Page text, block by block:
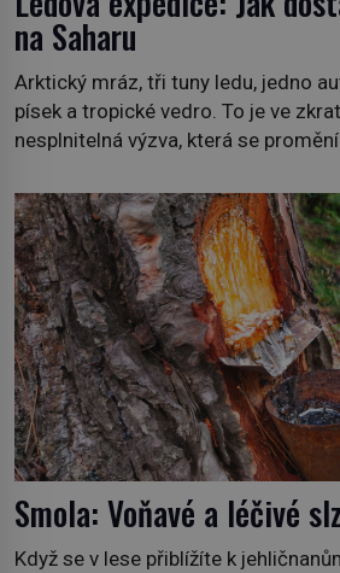
na Saharu
Arktický mráz, tři tuny ledu, jedno
písek a tropické vedro. To je ve
nesplnitelná výzva, která se
na podzim 1958 jako hec. Rádio
neobvyklou výzvou. Tomu, kdo
severního polárního kruhu na […]
Smola: Voňavé a léčivé
Když se v lese přiblížíte k